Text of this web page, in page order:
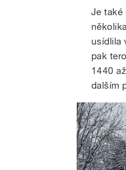
Je také
usídlila
pak
1440
dalším